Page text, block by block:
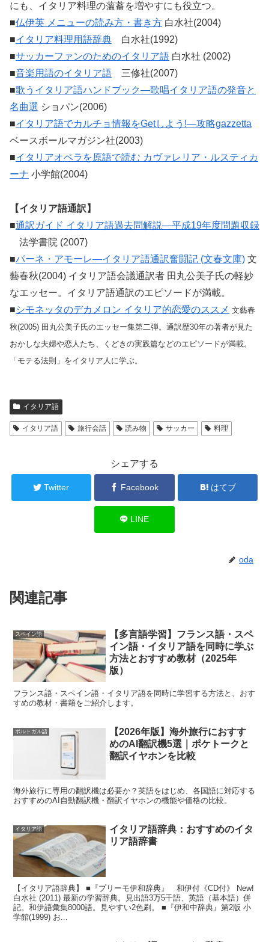
にも、イタリア料理の薀蓄を増やすにも役立つ。
■仏伊英 メニューの読み方・書き方 白水社(2004)
■イタリア料理用語辞典 白水社(1992)
■サッカーファンのためのイタリア語 白水社 (2002)
■音楽用語のイタリア語 三修社(2007)
■歌うイタリア語ハンドブック―歌唱イタリア語の発音と
名曲選 ショパン(2006)
■イタリア語でカルチョ情報をGetしよう!―攻略gazzetta
ベースボールマガジン社(2003)
■イタリアオペラを原語で読む カヴァレリア・ルスティカ
ーナ 小学館(2004)
【イタリア語通訳】
■通訳ガイド イタリア語過去問解説―平成19年度問題収録
法学書院 (2007)
■パーネ・アモーレ―イタリア語通訳奮闘記 (文春文庫) 文
藝春秋(2004) イタリア語会議通訳者 田丸公美子氏の軽妙
なエッセー。イタリア語通訳のエピソードが満載。
■シモネッタのデカメロン イタリア的恋愛のススメ 文藝春
秋(2005) 田丸公美子氏のエッセー集第二弾。通訳歴30年の著者が見た
おかしな夫婦や恋人たち、くどきの実践篇などのエピソードが満載。
「モテる法則」をイタリア人に学ぶ。
イタリア語
イタリア語 旅行会話 読み物 サッカー 料理
シェアする
Twitter Facebook はてブ
LINE
oda
関連記事
スペイン語
【多言語学習】フランス語・スペ
イン語・イタリア語を同時に学ぶ
方法とおすすめ教材（2025年
版）
フランス語・スペイン語・イタリア語を同時に学習する方法と、おす
すめの教材・書籍をご紹介します。
ポルトガル語
【2026年版】海外旅行におすす
めのAI翻訳機5選｜ポケトークと
翻訳イヤホンを比較
海外旅行に専用の翻訳機は必要か？英語をはじめ、各国語に対応する
おすすめのAI自動翻訳機・翻訳イヤホンの機能や価格の比較。
イタリア語
イタリア語辞典：おすすめのイタ
リア語辞書
【イタリア語辞典】 ■『プリーモ伊和辞典』 和伊付《CD付》 New!
白水社 (2011) 最新の学習辞典。見出語3万5千語、英語（基本語）併
記。和伊語彙集8000語。見やすい2色刷。 ■『伊和中辞典』第2版 小
学館(1999) お...